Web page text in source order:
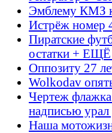
Эмблему КМЗ
Истрёж номер
Пиратские
остатки +
Оппозиту 27
Wolkodav
Чертеж
надписью урал
Наша